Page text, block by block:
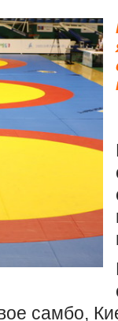
самбо,